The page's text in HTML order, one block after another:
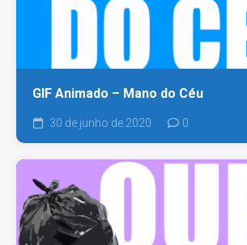
GIF Animado – Mano do Céu
30 de junho de 2020 0